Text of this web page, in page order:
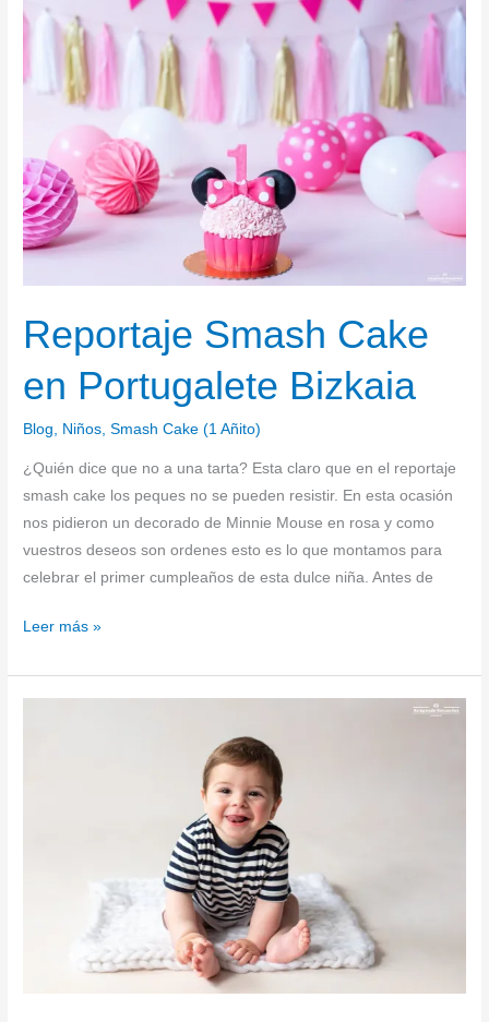
Reportaje Smash Cake
en Portugalete Bizkaia
Blog, Niños,Smash Cake (1 Añito)
¿Quién dice que no a una tarta? Esta claro que en el reportaje
smash cake los peques no se pueden resistir. En esta ocasión
nos pidieron un decorado de Minnie Mouse en rosa y como
vuestros deseos son ordenes esto es lo que montamos para
celebrar el primer cumpleaños de esta dulce niña. Antes de
Smash
en
Portugalete
Leer más »